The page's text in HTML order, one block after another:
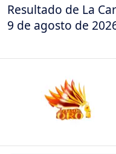
Resultado de La
9 de agosto de